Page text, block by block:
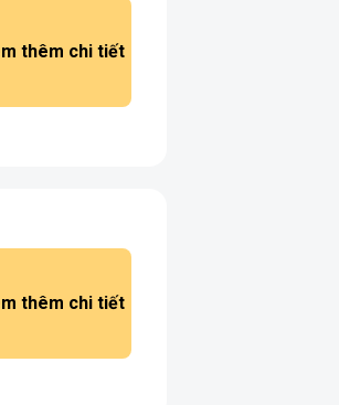
thêm chi tiết
thêm chi tiết